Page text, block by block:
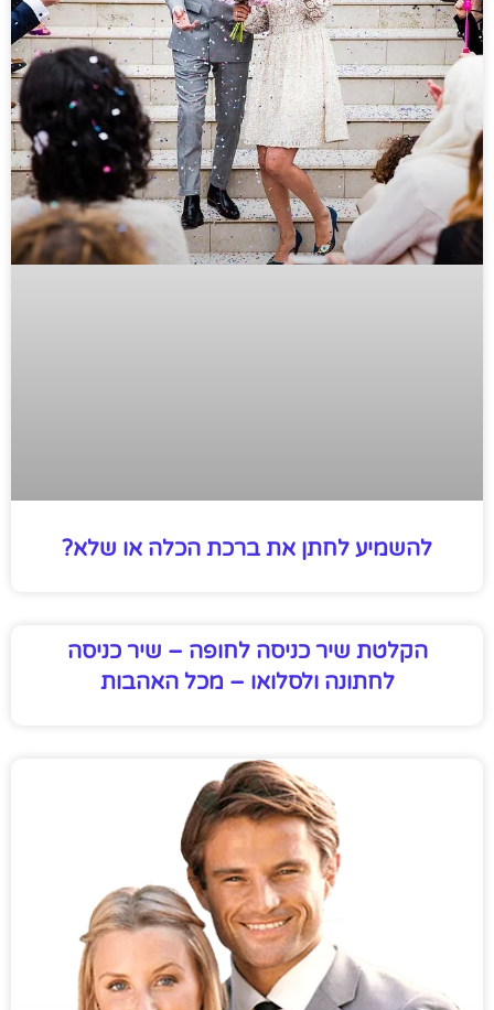
להשמיע לחתן את ברכת הכלה או שלא?
הקלטת שיר כניסה לחופה – שיר כניסה
לחתונה ולסלואו – מכל האהבות